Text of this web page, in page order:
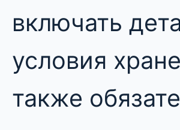
включать
условия
также